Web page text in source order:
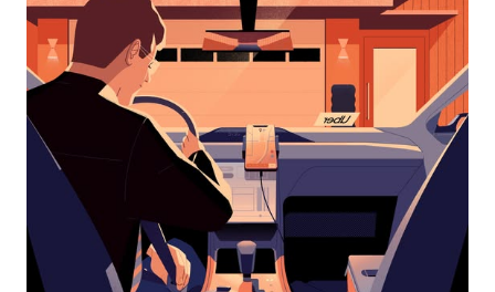
calendar
and
select
a
date.
Press
the
escape
button
the
calendar.